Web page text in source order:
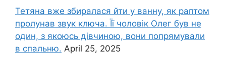
Тетяна вже збиралася йти у ванну, як раптом
пролунав звук ключа. Її чоловік Олег був не
один, з якоюсь дівчиною, вони попрямували
в спальню. April 25, 2025